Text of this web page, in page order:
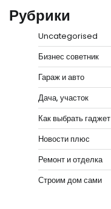
Рубрики
Uncategorised
Бизнес советник
Гараж и авто
Дача, участок
Как выбрать гаджет
Новости плюс
Ремонт и отделка
Строим дом сами